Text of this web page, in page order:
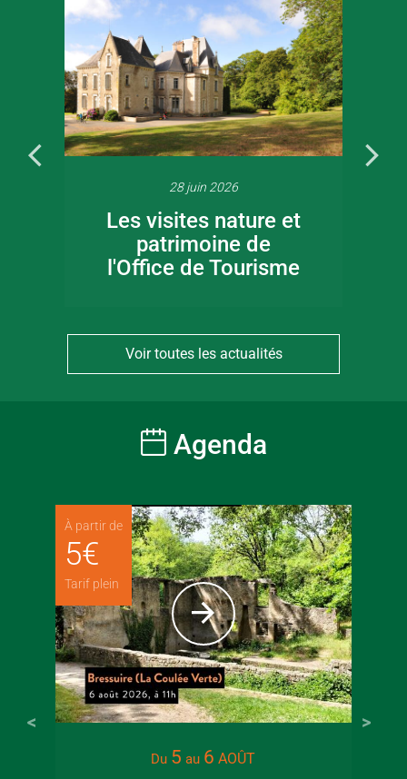
28 juin 2026
Les visites nature et
patrimoine de
l'Office de Tourisme
Voir toutes les actualités
Agenda
À partir de
5€
Tarif plein
Du 5 au 6 AOÛT